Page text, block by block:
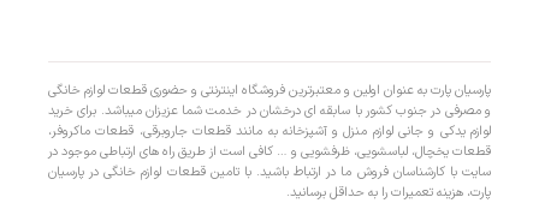
پارسیان پارت به عنوان اولین و معتبرترین فروشگاه اینترنتی و حضوری قطعات لوازم خانگی
و مصرفی در جنوب کشور با سابقه ای درخشان در خدمت شما عزیزان میباشد. برای خرید
لوازم یدکی و جانی لوازم منزل و آشپزخانه به مانند قطعات جاروبرقی، قطعات ماکروفر،
قطعات یخچال، لباسشویی، ظرفشویی و … کافی است از طریق راه های ارتباطی موجود در
سایت با کارشناسان فروش ما در ارتباط باشید. با تامین قطعات لوازم خانگی در پارسیان
پارت، هزینه تعمیرات را به حداقل برسانید.